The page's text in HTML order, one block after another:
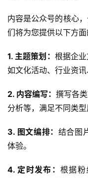
首
页
关
内容是公众号的核心
们将为您提供以下方面
1. 主题策划： 根据企业
如文化活动、行业资讯
2. 内容编写： 撰写各
分析等，满足不同类型
3. 图文编排： 结合图
体验。
4. 定时发布：根据